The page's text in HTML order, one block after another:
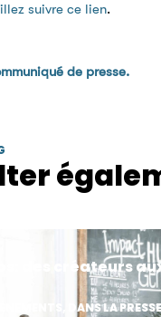
suivre ce lien.
de presse.
des créateurs
DANS LA PRESSE